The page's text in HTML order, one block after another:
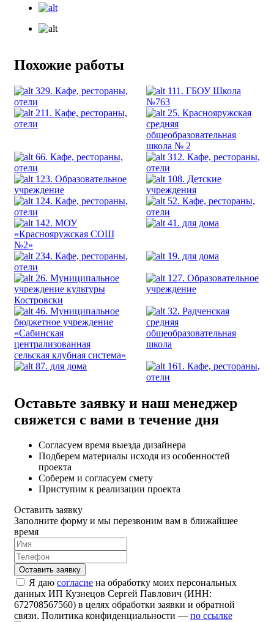
Похожие работы
329. Кафе, рестораны,
отели
111. ГБОУ Школа
№763
211. Кафе, рестораны,
отели
25. Краснояружская
средняя
общеобразовательная
школа № 2
66. Кафе, рестораны,
отели
312. Кафе, рестораны,
отели
123. Образовательное
учреждение
108. Детские
учреждения
124. Кафе, рестораны,
отели
52. Кафе, рестораны,
отели
142. МОУ
«Краснояружская СОШ
№2»
41. для дома
234. Кафе, рестораны,
отели
19. для дома
26. Муниципальное
учреждение культуры
Костровски
127. Образовательное
учреждение
46. Муниципальное
бюджетное учреждение
«Сабинская
централизованная
сельская клубная система»
32. Радченская
средняя
общеобразовательная
школа
87. для дома
161. Кафе, рестораны,
отели
Оставьте заявку и наш менеджер
свяжется с вами в течение дня
Согласуем время выезда дизайнера
Подберем материалы исходя из особенностей
проекта
Соберем и согласуем смету
Приступим к реализации проекта
Оставить заявку
Заполните форму и мы перезвоним вам в ближайшее
время
Я даю согласие на обработку моих персональных
данных ИП Кузнецов Сергей Павлович (ИНН:
672708567560) в целях обработки заявки и обратной
связи. Политика конфиденциальности — по ссылке